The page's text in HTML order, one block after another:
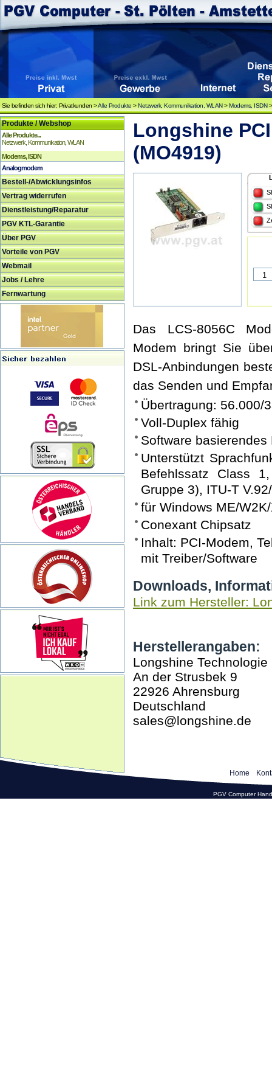
Sie befinden sich hier: Privatkunden >Alle Produkte >Netzwerk, Kommunikation, WLAN>Modems, ISDN
Produkte / Webshop
Alle Produkte...
Netzwerk, Kommunikation, WLAN
Modems, ISDN
Analogmodem
Bestell-/Abwicklungsinfos
Vertrag widerrufen
Dienstleistung/Reparatur
PGV KTL-Garantie
Über PGV
Vorteile von PGV
Webmail
Jobs / Lehre
Fernwartung
Longshine
(MO4919)
Das LCS-8056C
Modem bringt Sie
DSL-Anbindungen
das Senden und
Übertragung: 56.000/
Voll-Duplex fähig
Software basierendes
Unterstützt
Befehlssatz Class
Gruppe 3), ITU-T
für Windows ME/
Conexant Chipsatz
Inhalt: PCI-Modem,
mit Treiber/Software
Downloads,
Link zum Hersteller:
Herstellerangaben:
Longshine Technologie
An der Strusbek 9
22926 Ahrensburg
Deutschland
sales@longshine.de
Home
PGV Computer